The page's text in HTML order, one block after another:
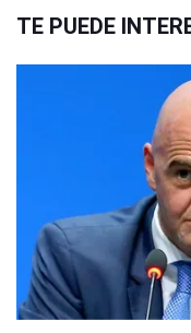
TE PUEDE